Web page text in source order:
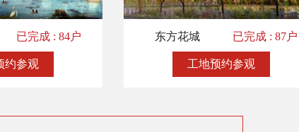
已完成 : 84户
约参观
东方花城 已完成 : 87户
工地预约参观